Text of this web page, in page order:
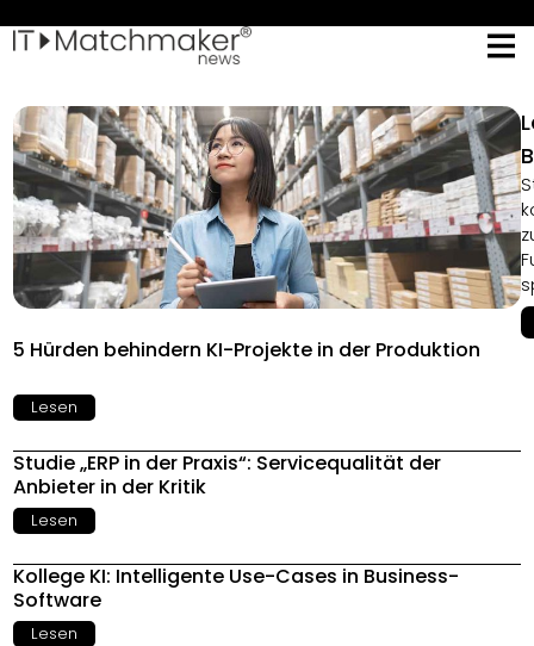
5 Hürden behindern KI-Projekte in der Produktion
Lesen
Studie „ERP in der Praxis“: Servicequalität der
Anbieter in der Kritik
Lesen
Kollege KI: Intelligente Use-Cases in Business-
Software
Lesen